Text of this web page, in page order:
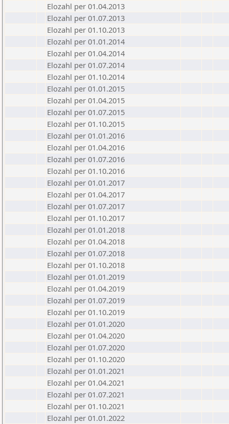
Elozahl per 01.04.2013
Elozahl per 01.07.2013
Elozahl per 01.10.2013
Elozahl per 01.01.2014
Elozahl per 01.04.2014
Elozahl per 01.07.2014
Elozahl per 01.10.2014
Elozahl per 01.01.2015
Elozahl per 01.04.2015
Elozahl per 01.07.2015
Elozahl per 01.10.2015
Elozahl per 01.01.2016
Elozahl per 01.04.2016
Elozahl per 01.07.2016
Elozahl per 01.10.2016
Elozahl per 01.01.2017
Elozahl per 01.04.2017
Elozahl per 01.07.2017
Elozahl per 01.10.2017
Elozahl per 01.01.2018
Elozahl per 01.04.2018
Elozahl per 01.07.2018
Elozahl per 01.10.2018
Elozahl per 01.01.2019
Elozahl per 01.04.2019
Elozahl per 01.07.2019
Elozahl per 01.10.2019
Elozahl per 01.01.2020
Elozahl per 01.04.2020
Elozahl per 01.07.2020
Elozahl per 01.10.2020
Elozahl per 01.01.2021
Elozahl per 01.04.2021
Elozahl per 01.07.2021
Elozahl per 01.10.2021
Elozahl per 01.01.2022